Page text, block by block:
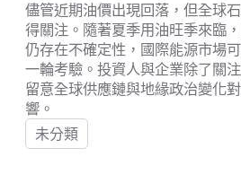
儘管近期油價出現回落，但全球
得關注。隨著夏季用油旺季來臨
仍存在不確定性，國際能源市場
一輪考驗。投資人與企業除了關
留意全球供應鏈與地緣政治變化
響。
未分類